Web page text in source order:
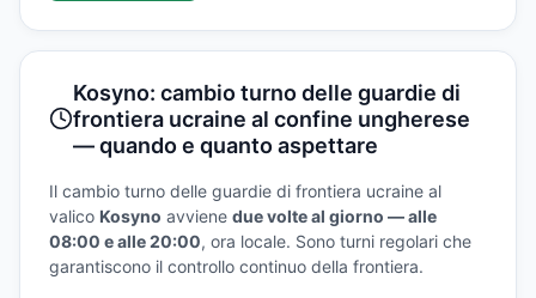
Kosyno: cambio turno delle guardie di
frontiera ucraine al confine ungherese
— quando e quanto aspettare
Il cambio turno delle guardie di frontiera ucraine al
valico Kosyno avviene due volte al giorno — alle
08:00 e alle 20:00, ora locale. Sono turni regolari che
garantiscono il controllo continuo della frontiera.